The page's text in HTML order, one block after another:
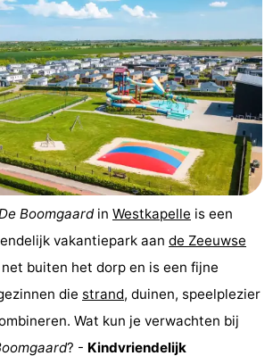
Boomgaardin Westkapelle is een
vakantiepark aan de Zeeuwse
buiten het dorp en is een fijne
die strand, duinen, speelplezier
Wat kun je verwachten bij
? - Kindvriendelijk